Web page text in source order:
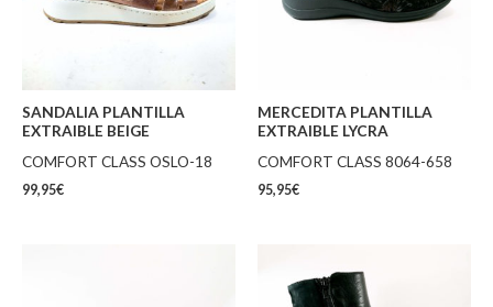
SANDALIA PLANTILLA
EXTRAIBLE BEIGE
COMFORT CLASS OSLO-18
99,95€
MERCEDITA PLANTILLA
EXTRAIBLE LYCRA
COMFORT CLASS 8064-658
95,95€